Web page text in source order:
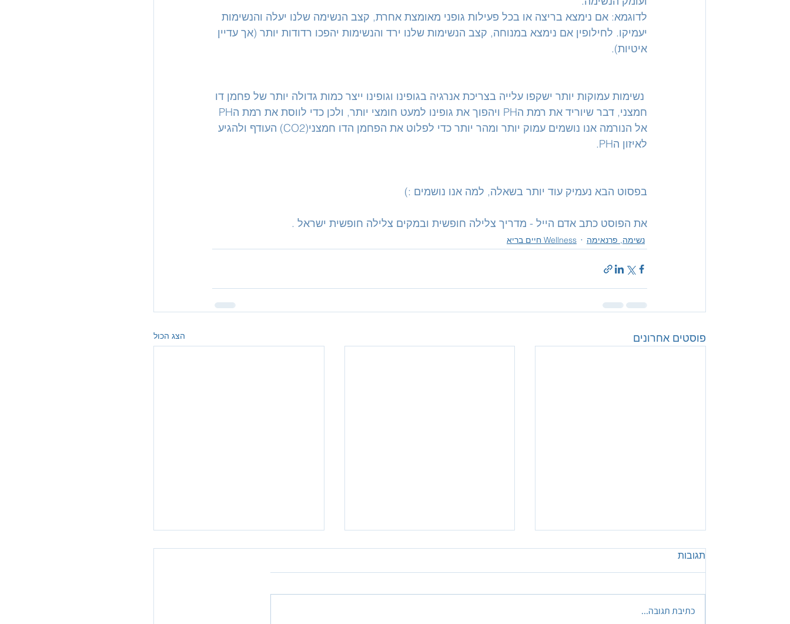
לדוגמא: אם נימצא בריצה או בכל פעילות גופני מאומצת אחרת, קצב הנשימה שלנו יעלה והנשימות
יעמיקו. לחילופין אם נימצא במנוחה, קצב הנשימות שלנו ירד והנשימות יהפכו רדודות יותר (אך עדיין
איטיות).
נשימות עמוקות יותר ישקפו עלייה בצריכת אנרגיה בגופינו וגופינו ייצר כמות גדולה יותר של פחמן דו
אל הנורמה אנו נושמים עמוק יותר ומהר יותר כדי לפלוט את הפחמן הדו חמצני(CO2) העודף ולהגיע
לאיזון הPH.
בפסוט הבא נעמיק עוד יותר בשאלה, למה אנו נושמים :)
את הפוסט כתב אדם הייל - מדריך צלילה חופשית ובמקים צלילה חופשית ישראל .
נשימה, פרנאימה Wellness חיים בריא
פוסטים אחרונים הצג הכול
תגובות
כתיבת תגובה...